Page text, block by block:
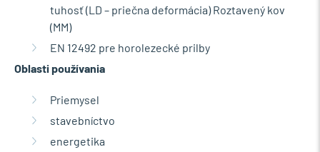
tuhosť (LD – priečna deformácia) Roztavený kov
(MM)
EN 12492 pre horolezecké prilby
Oblasti používania
Priemysel
stavebníctvo
energetika